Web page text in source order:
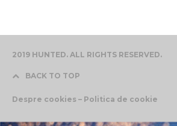
2019 HUNTED. ALL RIGHTS RESERVED.
BACK TO TOP
Despre cookies – Politica de cookie